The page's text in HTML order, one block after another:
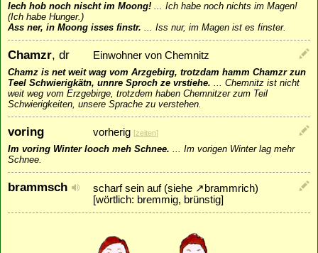
Iech hob noch nischt im Moong! ... Ich habe noch nichts im Magen!
(Ich habe Hunger.)
Ass ner, in Moong isses finstr. ... Iss nur, im Magen ist es finster.
Chamzr, dr Einwohner von Chemnitz
Chamz is net weit wag vom Arzgebirg, trotzdam hamm Chamzr zun
Teel Schwierigkätn, unnre Sproch ze vrstiehe. ... Chemnitz ist nicht
weit weg vom Erzgebirge, trotzdem haben Chemnitzer zum Teil
Schwierigkeiten, unsere Sprache zu verstehen.
voring vorherig [zeiten]
Im voring Winter looch meh Schnee. ... Im vorigen Winter lag mehr
Schnee.
brammsch scharf sein auf (siehe ↗ brammrich)
[wörtlich: bremmig, brünstig]